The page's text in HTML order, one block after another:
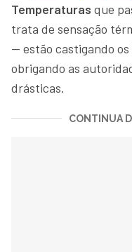
Temperaturas que
trata de sensação
— estão castigando os
obrigando as
drásticas.
CONTINUA